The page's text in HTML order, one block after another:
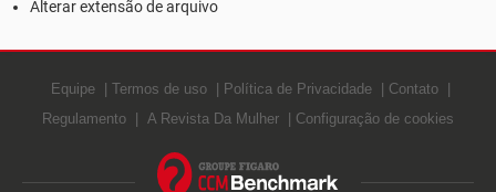
Alterar extensão de arquivo
Equipe Termos de uso Política de Privacidade
Contato
Regulamento
A Revista Da Mulher Configuração de cookies